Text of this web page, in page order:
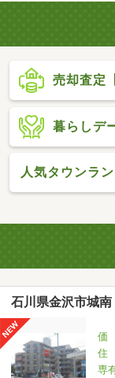
売却査定
暮らしデ
人気タウンラ
石川県金沢市城南
価
住
専